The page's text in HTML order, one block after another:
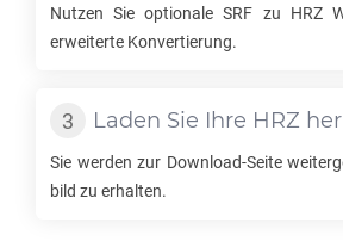
Nutzen Sie optionaleSRF zu HRZ
erweiterte Konvertierung.
Laden Sie Ihre HRZ
Sie werden zur Download-Seite
bild zu erhalten.